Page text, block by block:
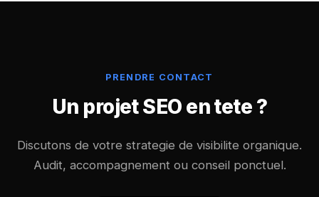
PRENDRE CONTACT
Un projet SEO en tete ?
Discutons de votre strategie de visibilite organique.
Audit, accompagnement ou conseil ponctuel.